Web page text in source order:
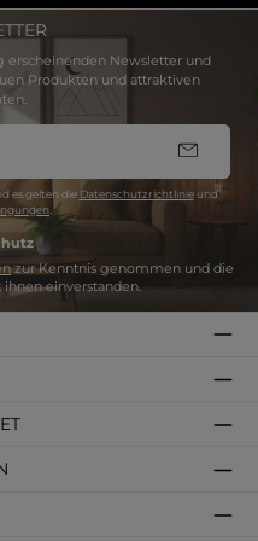
Newsletter und
Produkten und attraktiven
es gelten die Datenschutzrichtlinieund
.
zur Kenntnis genommen und die
einverstanden.